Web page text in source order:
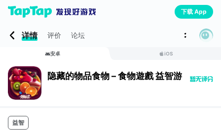
下载 App
详情 评价 论坛
安卓 iOS
隐藏的物品食物 – 食物遊戲 益智游戏
益智